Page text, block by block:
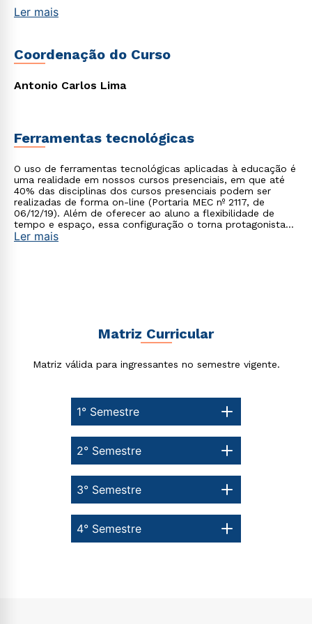
Ler mais
Coordenação do Curso
Antonio Carlos Lima
Ferramentas tecnológicas
O uso de ferramentas tecnológicas aplicadas à educação é
uma realidade em nossos cursos presenciais, em que até
40% das disciplinas dos cursos presenciais podem ser
realizadas de forma on-line (Portaria MEC nº 2117, de
06/12/19). Além de oferecer ao aluno a flexibilidade de
tempo e espaço, essa configuração o torna protagonista
no processo de construção do seu conhecimento.
Ler mais
Matriz Curricular
Matriz válida para ingressantes no semestre vigente.
1° Semestre
4° Semestre
3° Semestre
2° Semestre
Rápido e fácil
ou